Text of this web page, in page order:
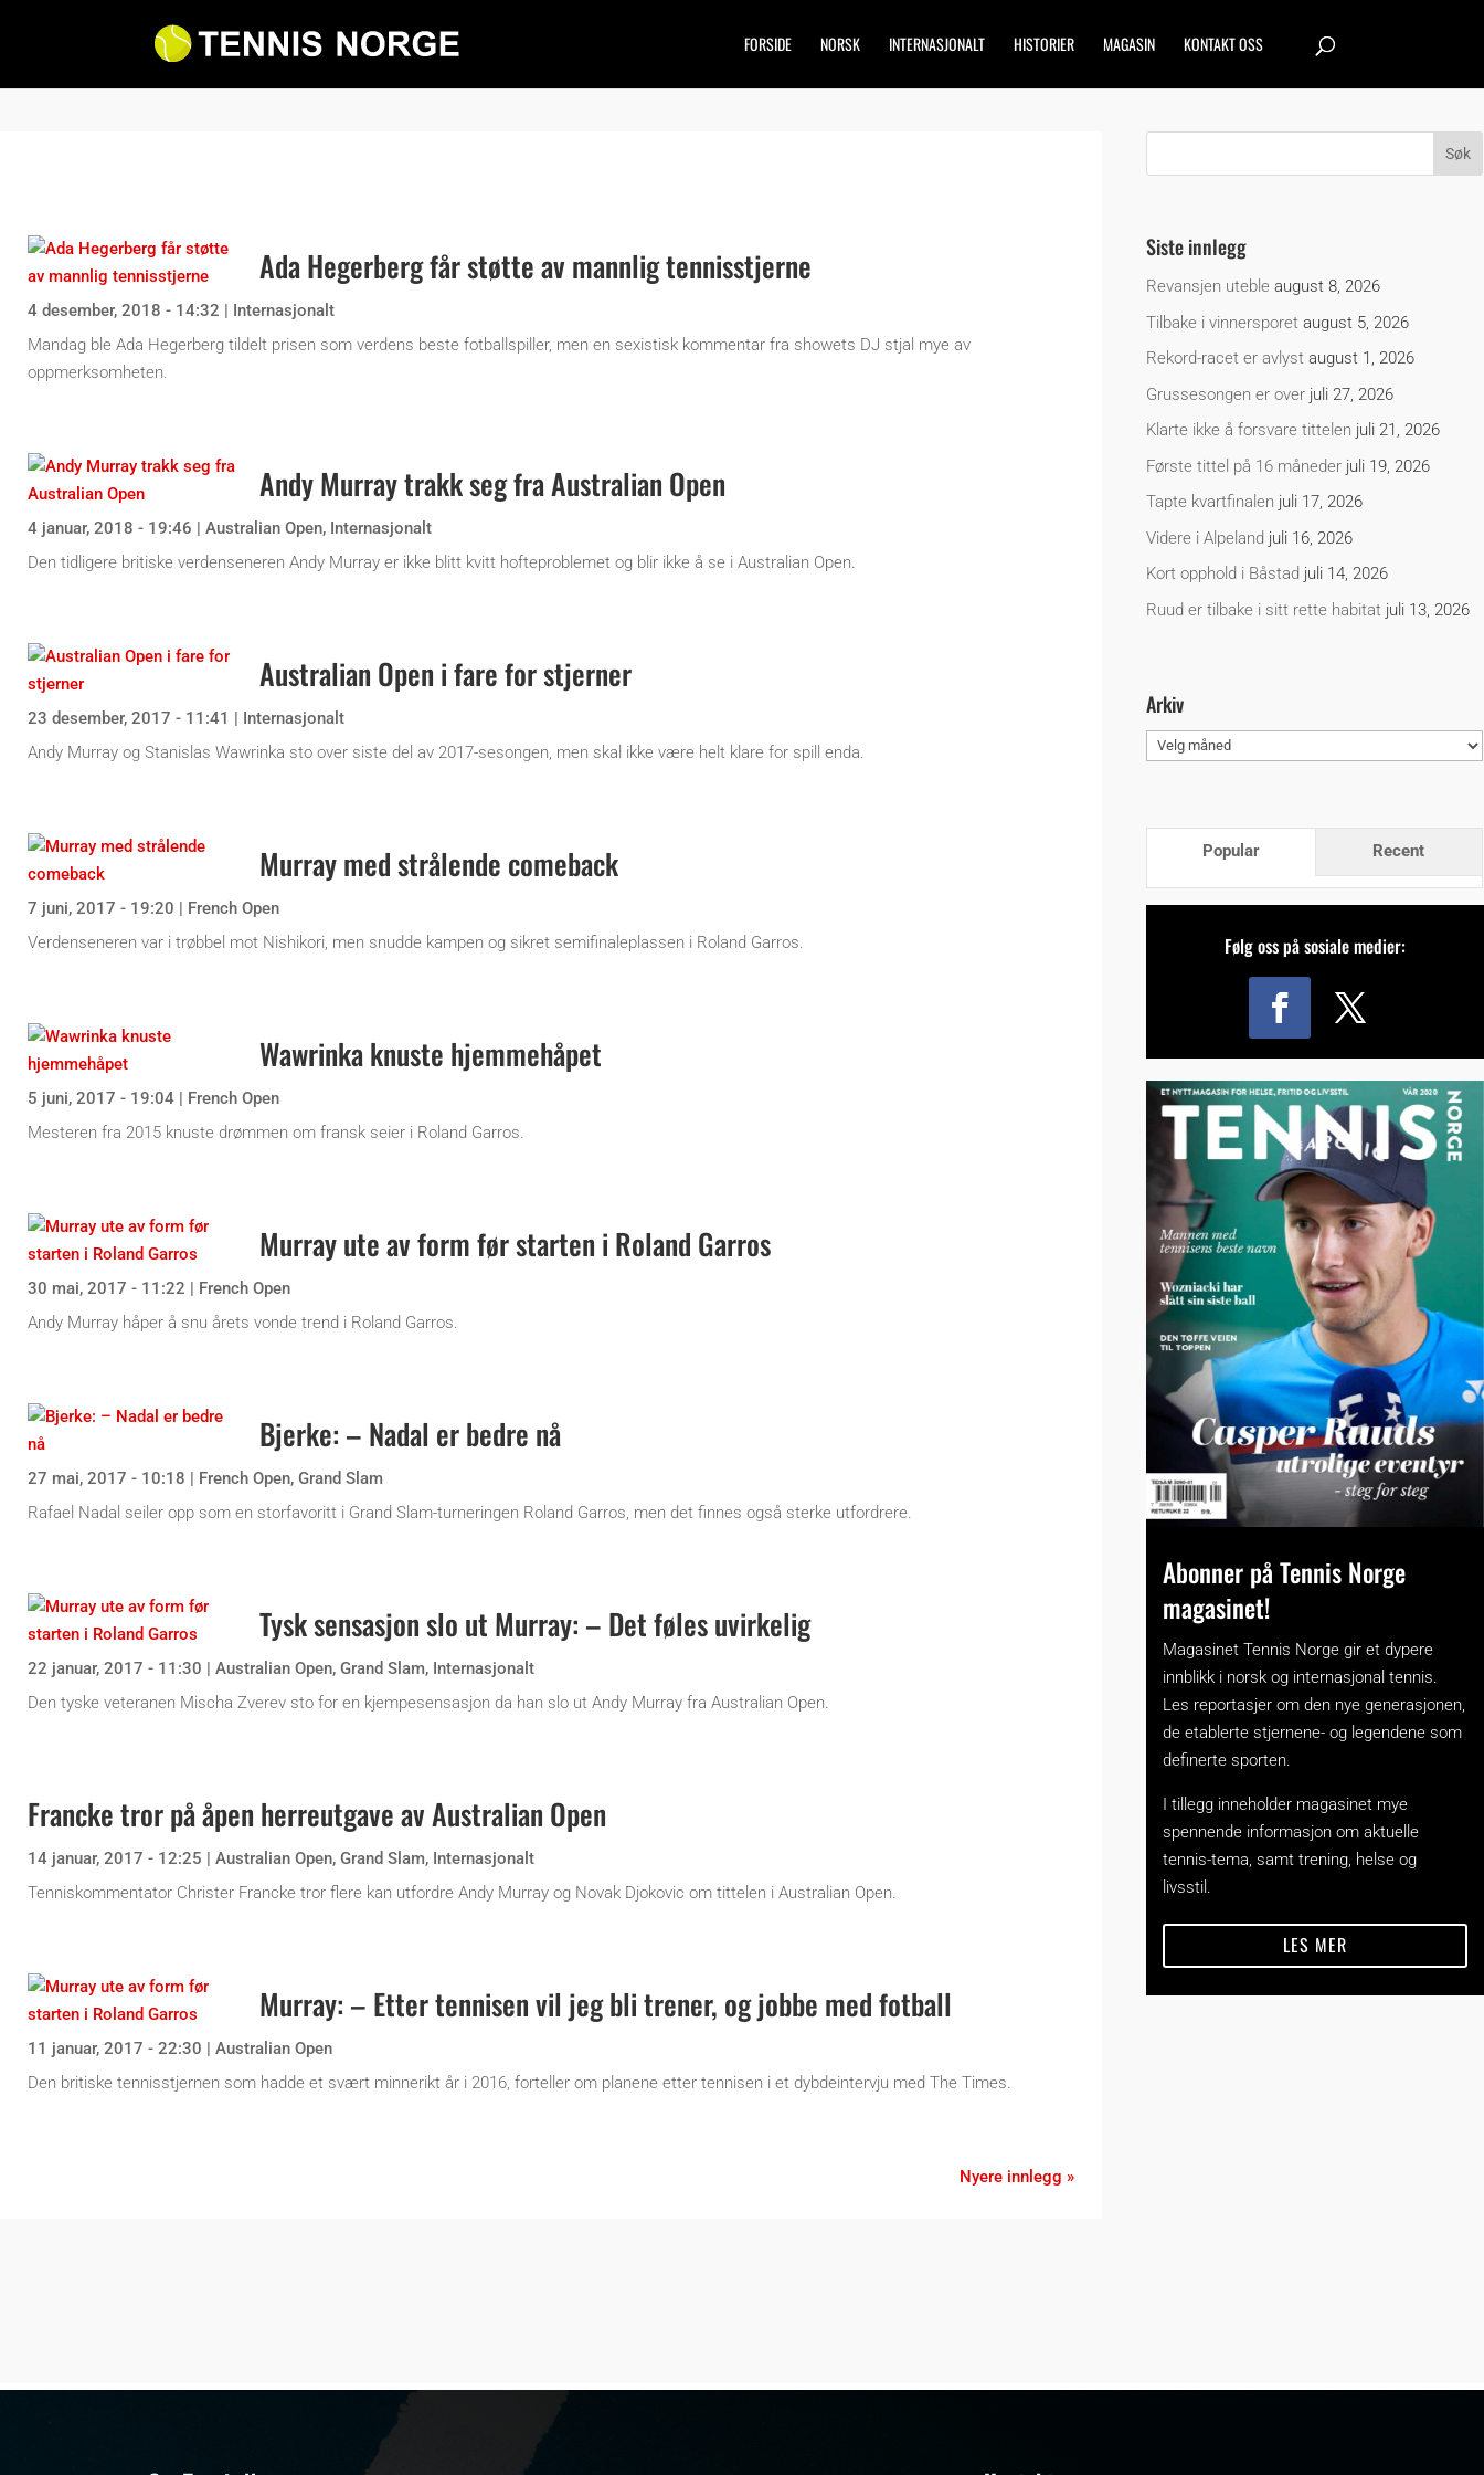
FORSIDE NORSK INTERNASJONALT HISTORIER MAGASIN KONTAKT OSS
Ada Hegerberg får støtte av mannlig tennisstjerne
4 desember, 2018 - 14:32
Internasjonalt
Mandag ble Ada Hegerberg tildelt prisen som verdens beste fotballspiller, men en sexistisk kommentar fra showets DJ stjal mye av
oppmerksomheten.
Andy Murray trakk seg fra Australian Open
4 januar, 2018 - 19:46 Australian Open, Internasjonalt
Den tidligere britiske verdenseneren Andy Murray er ikke blitt kvitt hofteproblemet og blir ikke å se i Australian Open.
Australian Open i fare for stjerner
23 desember, 2017 - 11:41
Internasjonalt
Andy Murray og Stanislas Wawrinka sto over siste del av 2017-sesongen, men skal ikke være helt klare for spill enda.
Murray med strålende comeback
7 juni, 2017 - 19:20
French Open
Verdenseneren var i trøbbel mot Nishikori, men snudde kampen og sikret semifinaleplassen i Roland Garros.
Wawrinka knuste hjemmehåpet
5 juni, 2017 - 19:04
French Open
Mesteren fra 2015 knuste drømmen om fransk seier i Roland Garros.
Murray ute av form før starten i Roland Garros
30 mai, 2017 - 11:22
French Open
Andy Murray håper å snu årets vonde trend i Roland Garros.
Bjerke: – Nadal er bedre nå
27 mai, 2017 - 10:18 French Open, Grand Slam
Rafael Nadal seiler opp som en storfavoritt i Grand Slam-turneringen Roland Garros, men det finnes også sterke utfordrere.
Tysk sensasjon slo ut Murray: – Det føles uvirkelig
22 januar, 2017 - 11:30 Australian Open, Grand Slam, Internasjonalt
Den tyske veteranen Mischa Zverev sto for en kjempesensasjon da han slo ut Andy Murray fra Australian Open.
Francke tror på åpen herreutgave av Australian Open
14 januar, 2017 - 12:25 Australian Open, Grand Slam, Internasjonalt
Tenniskommentator Christer Francke tror flere kan utfordre Andy Murray og Novak Djokovic om tittelen i Australian Open.
Murray: – Etter tennisen vil jeg bli trener, og jobbe med fotball
11 januar, 2017 - 22:30
Australian Open
Den britiske tennisstjernen som hadde et svært minnerikt år i 2016, forteller om planene etter tennisen i et dybdeintervju med The Times.
Nyere innlegg »
Siste innlegg
Revansjen uteble august 8, 2026
Tilbake i vinnersporet august 5, 2026
Rekord-racet er avlyst august 1, 2026
Grussesongen er over juli 27, 2026
Klarte ikke å forsvare tittelen juli 21, 2026
Første tittel på 16 måneder juli 19, 2026
Tapte kvartfinalen juli 17, 2026
Videre i Alpeland juli 16, 2026
Kort opphold i Båstad juli 14, 2026
Ruud er tilbake i sitt rette habitat juli 13, 2026
Arkiv
Arkiv
Popular Recent
Følg oss på sosiale medier:
Abonner på Tennis Norge
magasinet!
Magasinet Tennis Norge gir et dypere
innblikk i norsk og internasjonal tennis.
Les reportasjer om den nye generasjonen,
de etablerte stjernene- og legendene som
definerte sporten.
I tillegg inneholder magasinet mye
spennende informasjon om aktuelle
tennis-tema, samt trening, helse og
livsstil.
LES MER